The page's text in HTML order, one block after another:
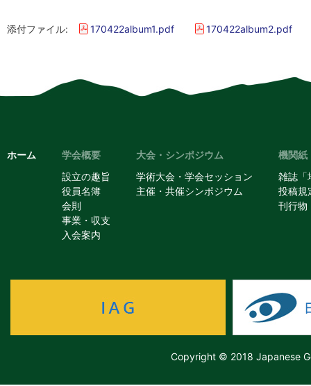
添付ファイル: 170422album1.pdf 170422album2.pdf
ホーム
学会概要
設立の趣旨
役員名簿
会則
事業・収支
入会案内
大会・シンポジウム
学術大会・学会セッション
主催・共催シンポジウム
機関紙
雑誌「
投稿規
刊行物
Copyright © 2018 Japanese